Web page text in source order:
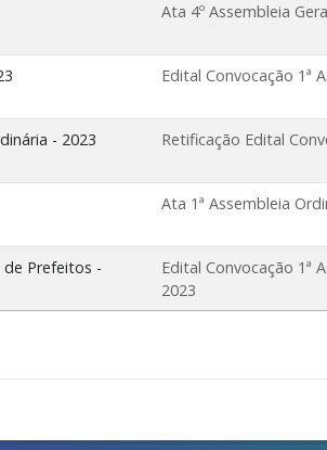
Ata 4º Assembleia
Edital Convocação 1ª
- 2023
Retificação Edital
Ata 1ª Assembleia
de Prefeitos -
Edital Convocação 1ª
2023